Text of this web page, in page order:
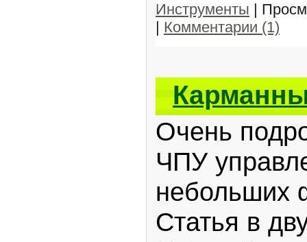
Инструменты |
| Комментарии (1)
Очень
ЧПУ
небольших
Статья в